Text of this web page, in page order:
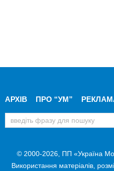
АРХІВ ПРО “УМ”
© 2000-2026, ПП «Україна
Використання матеріалів,